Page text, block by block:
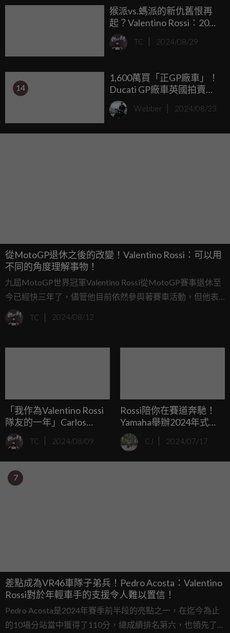
猴派vs.螞派的新仇舊恨再
起？Valentino Rossi：2025
年全力支援Francesco
Bagnaia！
TC 2024/08/29
14
1,600萬買「正GP廠車」！
Ducati GP廠車英國拍賣，
Capirossi、Stoner賽車車主
換你當Webber 2024/08/23
從MotoGP退休之後的改變！Valentino Rossi：可以用
不同的角度理解事物！
九屆MotoGP世界冠軍Valentino Rossi從MotoGP賽事退休至
今已經快三年了，儘管他目前依然參與著賽車活動，但他表
示，自從選擇從MotoGP退休以來，生活上發生了變化。
TC 2024/08/12
「我作為Valentino Rossi
隊友的一年」Carlos
Checa：我們沒有期望會
贏，但他就是能贏！
TC 2024/08/09
Rossi陪你在賽道奔馳！
Yamaha舉辦2024年式
YZF-R1/ YZF-R1 GYTR
PRO 25週年紀念款車主活
CJ 2024/07/17
7
差點成為VR46車隊子弟兵！Pedro Acosta：Valentino
Rossi對於年輕車手的支援令人難以置信！
Pedro Acosta是2024年賽季前半段的亮點之一，在迄今為止
的10場分站當中獲得了110分，總成績排名第六，也領先了